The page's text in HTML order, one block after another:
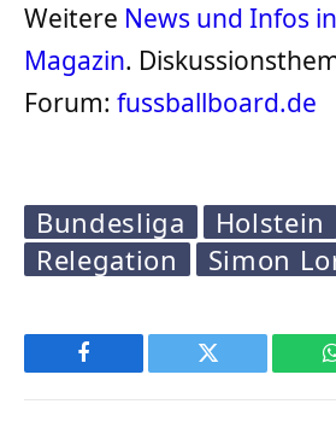
Weitere News und Infos
Magazin.
Forum: fussballboard.de
Bundesliga Holstein
Relegation
Simon
Facebook Twitter